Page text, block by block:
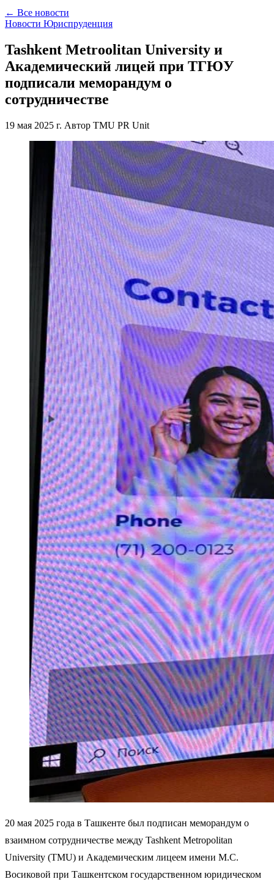
← Все новости
Новости Юриспруденция
Tashkent Metroolitan University и
Академический лицей при ТГЮУ
подписали меморандум о
сотрудничестве
19 мая 2025 г. Автор TMU PR Unit
20 мая 2025 года в Ташкенте был подписан меморандум о
взаимном сотрудничестве между Tashkent Metropolitan
University (TMU) и Академическим лицеем имени М.С.
Восиковой при Ташкентском государственном юридическом